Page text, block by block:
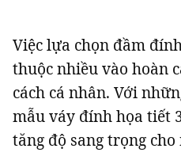
Việc lựa chọn đầm
thuộc nhiều vào hoàn
cách cá nhân. Với
mẫu váy đính họa tiết
tăng độ sang trọng